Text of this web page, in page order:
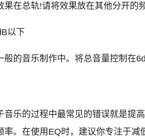
果在总轨!请将效果放在其他分开的
以下
般的音乐制作中。将总音量控制在
音乐的过程中最常见的错误就是提
率。在使用EQ时，建议你专注于